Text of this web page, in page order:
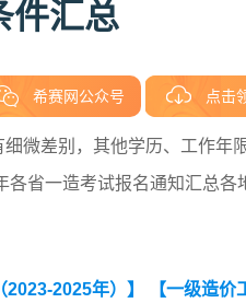
件汇总
希赛网公众号 点击
微差别，其他学历、工作年
省一造考试报名通知汇总各
2025年）】
【一级造